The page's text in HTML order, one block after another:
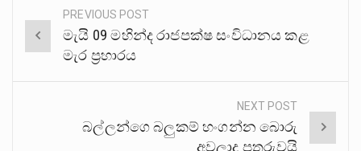
Post
navigation
PREVIOUS POST
මැයි 09 මහින්ද රාජපක්ෂ සංවිධානය කළ
මැර ප්‍රහාරය
NEXT POST
බල්ලන්ගෙ බලුකම් හංගන්න බොරු
අවලාද පතුරුවයි